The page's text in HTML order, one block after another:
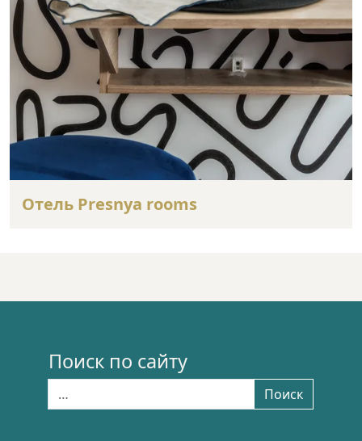
Отель Presnya rooms
Поиск по сайту
Поиск